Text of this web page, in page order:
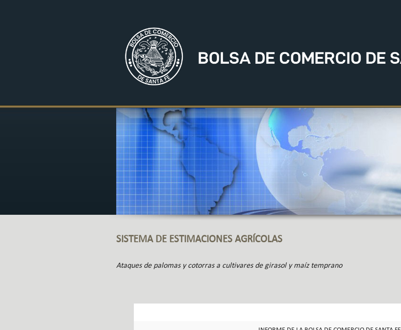
SISTEMA DE ESTIMACIONES AGRÍCOLAS
Ataques de palomas y cotorras a cultivares de girasol y maíz temprano